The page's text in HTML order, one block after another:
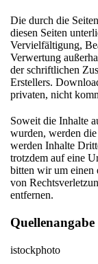
Die durch die
diesen Seiten
Vervielfältigung,
Verwertung
der schriftlichen
Erstellers.
privaten, nicht
Soweit die Inhalte
wurden, werden
werden Inhalte
trotzdem auf eine
bitten wir um einen
von
entfernen.
istockphoto